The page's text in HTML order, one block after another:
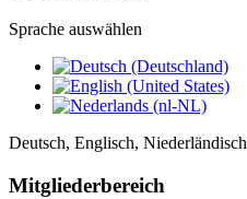
Sprache auswählen
Deutsch, Englisch, Niederländisch
Mitgliederbereich